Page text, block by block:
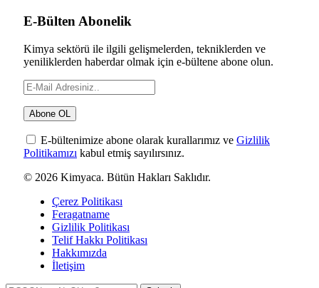
E-Bülten Abonelik
Kimya sektörü ile ilgili gelişmelerden, tekniklerden ve
yeniliklerden haberdar olmak için e-bültene abone olun.
E-bültenimize abone olarak kurallarımız ve Gizlilik
Politikamızı kabul etmiş sayılırsınız.
© 2026 Kimyaca. Bütün Hakları Saklıdır.
Çerez Politikası
Feragatname
Gizlilik Politikası
Telif Hakkı Politikası
Hakkımızda
İletişim